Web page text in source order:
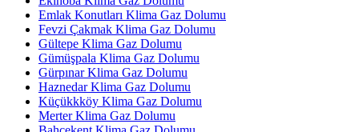
Emlak Konutları Klima Gaz Dolumu
Fevzi Çakmak Klima Gaz Dolumu
Gültepe Klima Gaz Dolumu
Gümüşpala Klima Gaz Dolumu
Gürpınar Klima Gaz Dolumu
Haznedar Klima Gaz Dolumu
Küçükkköy Klima Gaz Dolumu
Merter Klima Gaz Dolumu